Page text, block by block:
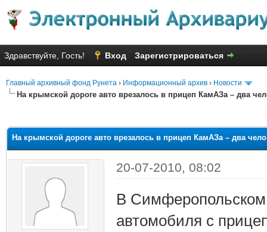
Здравствуйте, Гость! Вход Зарегистрироваться
Главный архивный фонд Рунета › Информационный архив › Новости
На крымской дороге авто врезалось в прицеп КамАЗа – два
На крымской дороге авто врезалось в прицеп КамАЗа – два
20-07-2010, 08:02
В Симферопольском
автомобиля с